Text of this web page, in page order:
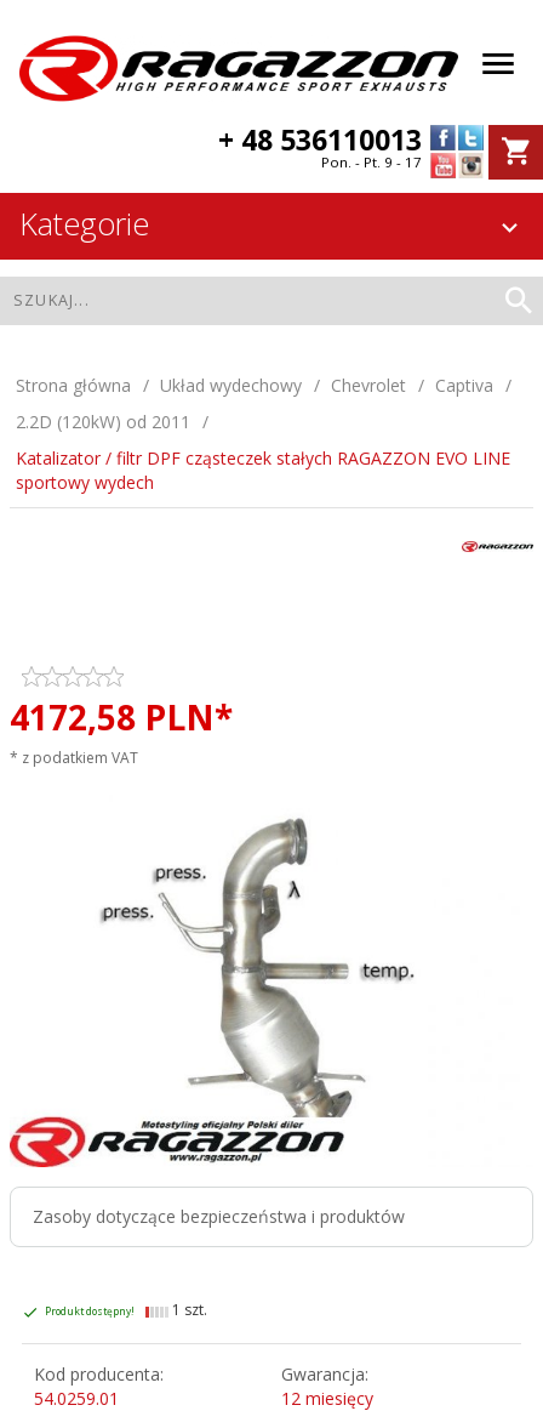
+ 48 536110013
Pon. - Pt. 9 - 17
Kategorie
Strona główna Układ wydechowy Chevrolet
Captiva
2.2D (120kW) od 2011
Katalizator / filtr DPF cząsteczek stałych RAGAZZON EVO LINE
sportowy wydech
4172,58 PLN*
* z podatkiem VAT
Zasoby dotyczące bezpieczeństwa i produktów
Produkt dostępny! 1 szt.
Kod producenta:
54.0259.01
Gwarancja:
12 miesięcy